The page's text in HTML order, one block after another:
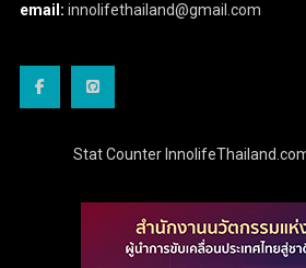
email: innolifethailand@gmail.com
Stat Counter